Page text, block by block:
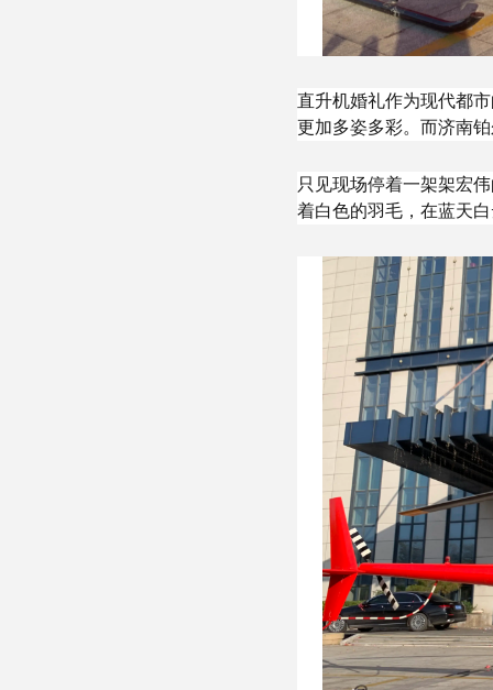
直升机婚礼作为现代都
更加多姿多彩。而济南
只见现场停着一架架宏
着白色的羽毛，在蓝天